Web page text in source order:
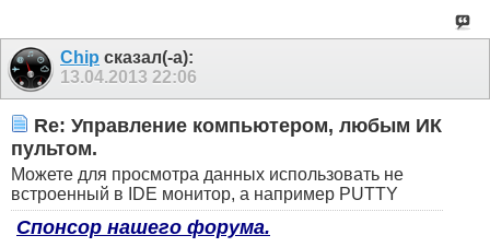
Chip сказал(-а):
13.04.2013 22:06
Re: Управление компьютером, любым ИК
пультом.
Можете для просмотра данных использовать не
встроенный в IDE монитор, а например PUTTY
Спонсор нашего форума.